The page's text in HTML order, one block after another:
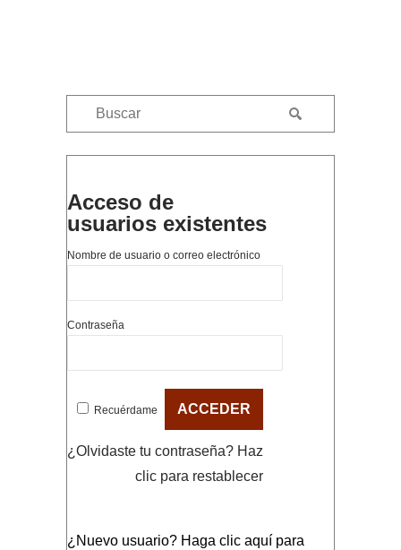
Acceso de
usuarios existentes
Nombre de usuario o correo electrónico
Contraseña
Recuérdame
¿Olvidaste tu contraseña? Haz
clic para restablecer
¿Nuevo usuario? Haga clic aquí para